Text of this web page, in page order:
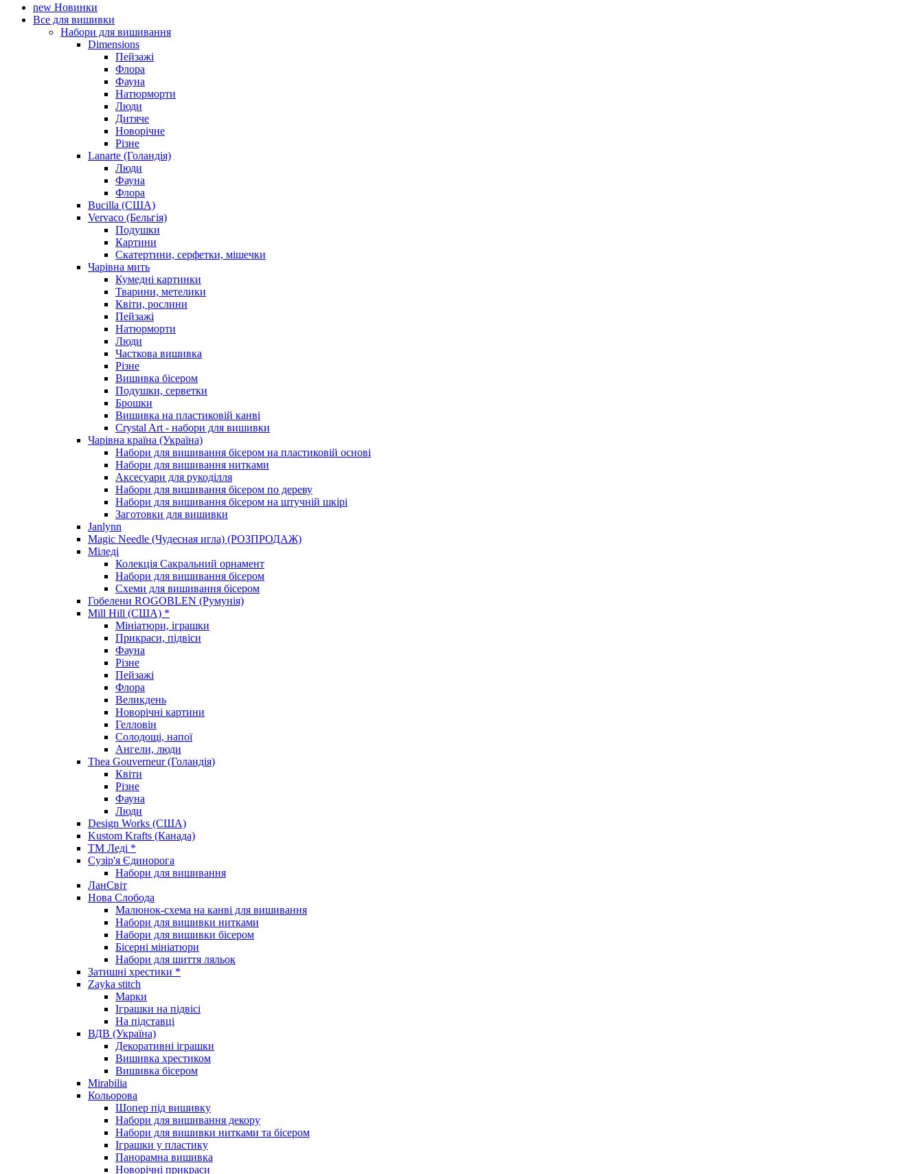
new Новинки
Все для вишивки
Набори для вишивання
Dimensions
Пейзажі
Флора
Фауна
Натюрморти
Люди
Дитяче
Новорічне
Різне
Lanarte (Голандія)
Люди
Фауна
Флора
Bucilla (США)
Vervaco (Бельгія)
Подушки
Картини
Скатертини, серфетки, мішечки
Чарiвна мить
Кумедні картинки
Тварини, метелики
Квіти, рослини
Пейзажі
Натюрморти
Люди
Часткова вишивка
Різне
Вишивка бісером
Подушки, серветки
Брошки
Вишивка на пластиковій канві
Crystal Art - набори для вишивки
Чарівна країна (Україна)
Набори для вишивання бісером на пластиковій основі
Набори для вишивання нитками
Аксесуари для рукоділля
Набори для вишивання бісером по дереву
Набори для вишивання бісером на штучній шкірі
Заготовки для вишивки
Janlynn
Magic Needle (Чудесная игла) (РОЗПРОДАЖ)
Міледі
Колекція Сакральний орнамент
Набори для вишивання бісером
Схеми для вишивання бісером
Гобелени ROGOBLEN (Румунія)
Mill Hill (США) *
Мініатюри, іграшки
Прикраси, підвіси
Фауна
Різне
Пейзажі
Флора
Великдень
Новорічні картини
Гелловін
Солодощі, напої
Ангели, люди
Thea Gouverneur (Голандія)
Квіти
Різне
Фауна
Люди
Design Works (США)
Kustom Krafts (Канада)
ТМ Леді *
Сузір'я Єдинорога
Набори для вишивання
ЛанСвіт
Нова Слобода
Малюнок-схема на канві для вишивання
Набори для вишивки нитками
Набори для вишивки бісером
Бісерні мініатюри
Набори для шиття ляльок
Затишні хрестики *
Zayka stitch
Марки
Іграшки на підвісі
На підставці
ВДВ (Україна)
Декоративні іграшки
Вишивка хрестиком
Вишивка бісером
Mirabilia
Кольорова
Шопер під вишивку
Набори для вишивання декору
Набори для вишивки нитками та бісером
Іграшки у пластику
Панорамна вишивка
Новорічні прикраси